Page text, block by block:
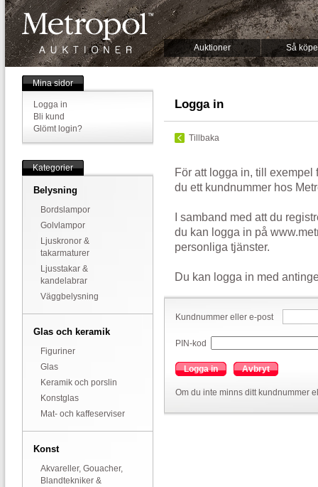
Auktioner Så
Mina sidor
Logga in
Bli kund
Glömt login?
Kategorier
Belysning
Bordslampor
Golvlampor
Ljuskronor &
takarmaturer
Ljusstakar &
kandelabrar
Väggbelysning
Glas och keramik
Figuriner
Glas
Keramik och porslin
Konstglas
Mat- och kaffeserviser
Konst
Akvareller, Gouacher,
Blandtekniker &
Logga in
Tillbaka
För att logga in, till exempel
du ett kundnummer hos
I samband med att du
du kan logga in på
personliga tjänster.
Du kan logga in med
Kundnummer eller e-post
PIN-kod
Logga in Avbryt
Om du inte minns ditt kundnummer